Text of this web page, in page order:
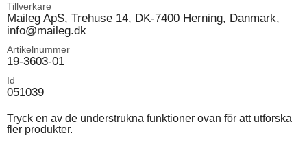
Tillverkare
Maileg ApS, Trehuse 14, DK-7400 Herning, Danmark,
info@maileg.dk
Artikelnummer
19-3603-01
Id
051039
Tryck en av de understrukna funktioner ovan för att utforska
fler produkter.